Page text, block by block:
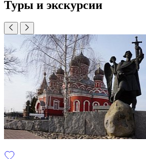
Туры и экскурсии